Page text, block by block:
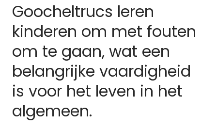
Goocheltrucs leren
kinderen om met fouten
om te gaan, wat een
belangrijke vaardigheid
is voor het leven in het
algemeen.